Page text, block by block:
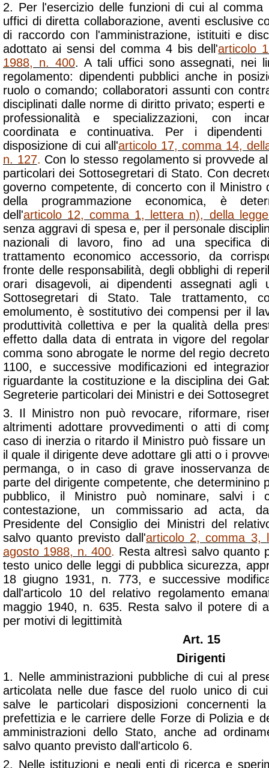
2. Per l'esercizio delle funzioni di cui al
uffici di diretta collaborazione, aventi esclusive
di raccordo con l'amministrazione, istituiti e
adottato ai sensi del comma 4 bis dell'articolo
1988, n. 400. A tali uffici sono assegnati, nei
regolamento: dipendenti pubblici anche in
ruolo o comando; collaboratori assunti con
disciplinati dalle norme di diritto privato; esperti
professionalità e specializzazioni, con
coordinata e continuativa. Per i
disposizione di cui all'articolo 17, comma 14,
n. 127. Con lo stesso regolamento si provvede
particolari dei Sottosegretari di Stato. Con
governo competente, di concerto con il Ministro
della programmazione economica, è
dell'articolo 12, comma 1, lettera n), della
senza aggravi di spesa e, per il personale
nazionali di lavoro, fino ad una specifica
trattamento economico accessorio, da
fronte delle responsabilità, degli obblighi di
orari disagevoli, ai dipendenti assegnati
Sottosegretari di Stato. Tale trattamento,
emolumento, è sostitutivo dei compensi per il
produttività collettiva e per la qualità della
effetto dalla data di entrata in vigore del
comma sono abrogate le norme del regio
1100, e successive modificazioni ed
riguardante la costituzione e la disciplina dei
Segreterie particolari dei Ministri e dei
3. Il Ministro non può revocare, riformare,
altrimenti adottare provvedimenti o atti di
caso di inerzia o ritardo il Ministro può fissare
il quale il dirigente deve adottare gli atti o i
permanga, o in caso di grave inosservanza
parte del dirigente competente, che determinino
pubblico, il Ministro può nominare, salvi i
contestazione, un commissario ad acta,
Presidente del Consiglio dei Ministri del
salvo quanto previsto dall'articolo 2, comma 3,
agosto 1988, n. 400. Resta altresì salvo quanto
testo unico delle leggi di pubblica sicurezza,
18 giugno 1931, n. 773, e successive
dall'articolo 10 del relativo regolamento
maggio 1940, n. 635. Resta salvo il potere di
per motivi di legittimità
Art. 15
Dirigenti
1. Nelle amministrazioni pubbliche di cui al
articolata nelle due fasce del ruolo unico di
salve le particolari disposizioni concernenti
prefettizia e le carriere delle Forze di Polizia e
amministrazioni dello Stato, anche ad
salvo quanto previsto dall'articolo 6.
2. Nelle istituzioni e negli enti di ricerca e